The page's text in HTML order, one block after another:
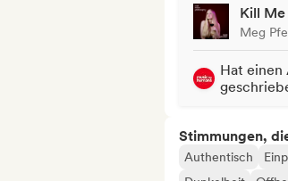
Kill
Meg
Hat einen
Stimmungen,
Authentisch